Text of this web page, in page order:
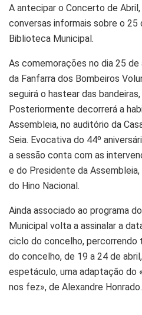
A antecipar o Concerto de
conversas informais sobre o 25
Biblioteca Municipal.
As comemorações no dia 25 de
da Fanfarra dos Bombeiros
seguirá o hastear das
Posteriormente decorrerá a
Assembleia, no auditório da
Seia. Evocativa do 44º
a sessão conta com as
e do Presidente da
do Hino Nacional.
Ainda associado ao programa
Municipal volta a assinalar a
ciclo do concelho, percorrendo
do concelho, de 19 a 24 de
espetáculo, uma adaptação do
nos fez», de Alexandre Honrado.